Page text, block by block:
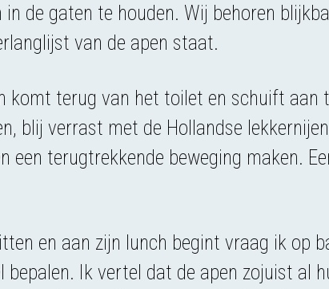
de gaten te houden. Wij behoren
van de apen staat.
komt terug van het toilet en schuift aan
blij verrast met de Hollandse
een terugtrekkende beweging maken.
en aan zijn lunch begint vraag ik op
bepalen. Ik vertel dat de apen zojuist al